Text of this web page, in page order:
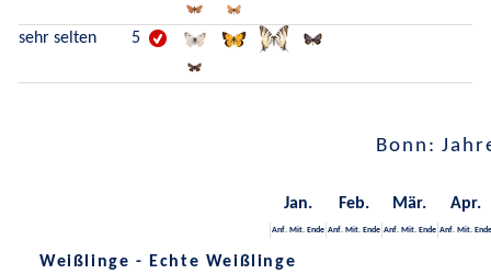
sehr selten 5
Bonn:
Jan. Feb. Mär. Apr.
Anf. Mit. Ende Anf. Mit. Ende Anf. Mit. Ende Anf. Mit. Ende
Weißlinge - Echte Weißlinge